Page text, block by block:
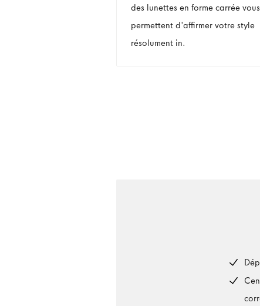
des lunettes en forme carrée vous
permettent d'affirmer votre style
résolument in.